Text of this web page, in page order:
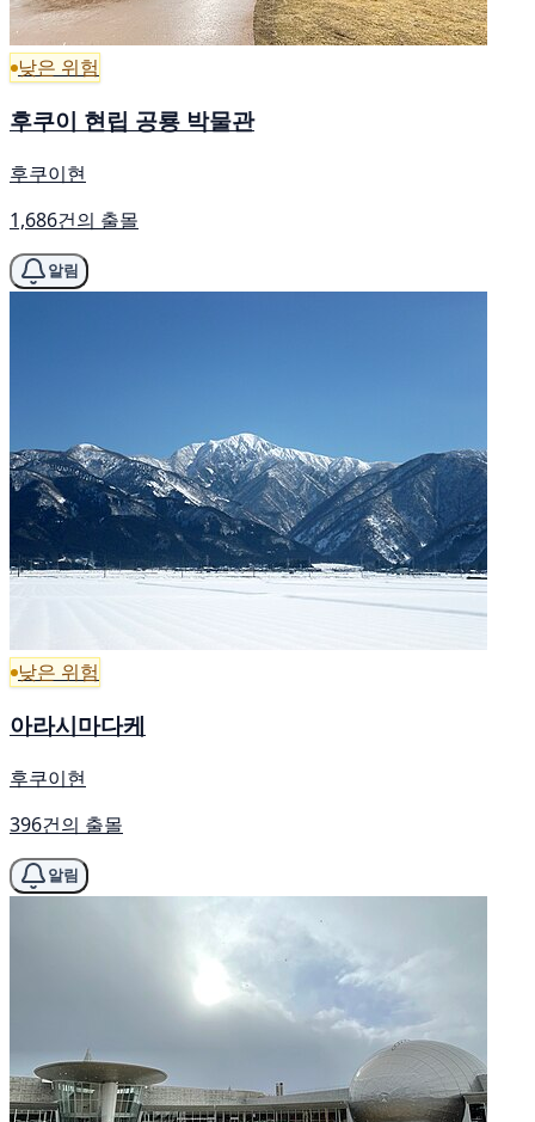
낮은 위험
후쿠이 현립 공룡 박물관
후쿠이현
1,686건의 출몰
알림
낮은 위험
아라시마다케
후쿠이현
396건의 출몰
알림